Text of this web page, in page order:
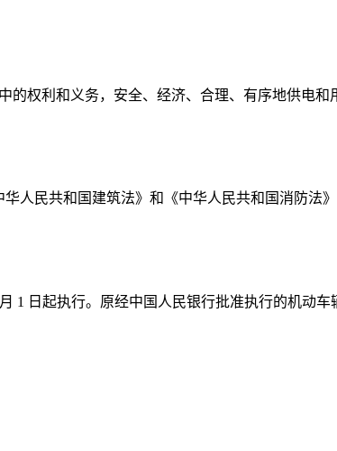
权利和义务，安全、经济、合理、有序地供电
民共和国建筑法》和《中华人民共和国消防法
1 日起执行。原经中国人民银行批准执行的机动